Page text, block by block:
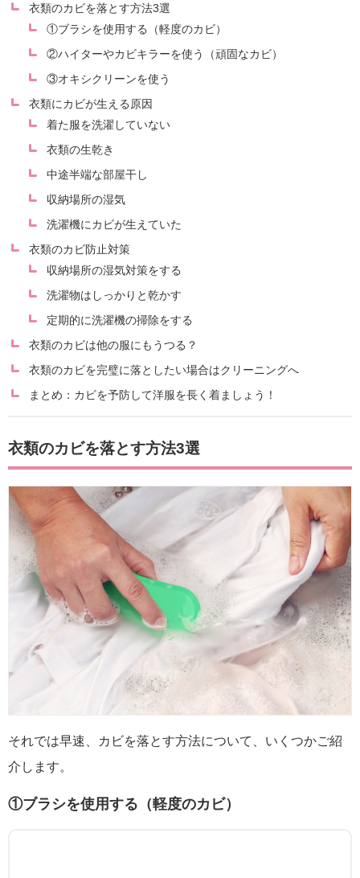
衣類のカビを落とす方法3選
①ブラシを使用する（軽度のカビ）
②ハイターやカビキラーを使う（頑固なカビ）
③オキシクリーンを使う
衣類にカビが生える原因
着た服を洗濯していない
衣類の生乾き
中途半端な部屋干し
収納場所の湿気
洗濯機にカビが生えていた
衣類のカビ防止対策
収納場所の湿気対策をする
洗濯物はしっかりと乾かす
定期的に洗濯機の掃除をする
衣類のカビは他の服にもうつる？
衣類のカビを完璧に落としたい場合はクリーニングへ
まとめ：カビを予防して洋服を長く着ましょう！
衣類のカビを落とす方法3選
それでは早速、カビを落とす方法について、いくつかご紹
介します。
①ブラシを使用する（軽度のカビ）